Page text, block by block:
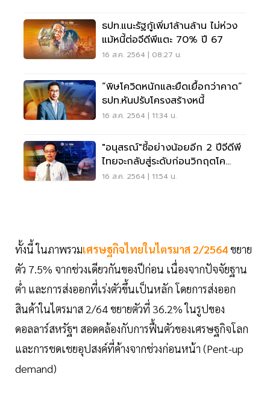
ธปท.แนะรัฐกู้เพิ่ม1ล้านล้าน ไม่ห่วง
แม้หนี้ต่อจีดีพีแตะ 70% ปี 67
16 ส.ค. 2564 | 08:27 น.
“พิษโควิดหนักและยืดเยื้อกว่าคาด”
ธปท.หันปรับโครงสร้างหนี้
16 ส.ค. 2564 | 11:34 น.
"อนุสรณ์"ชี้อย่างน้อยอีก 2 ปีจีดีพี
ไทยจะกลับสู่ระดับก่อนวิกฤตโค
วิด-19
16 ส.ค. 2564 | 11:54 น.
ทั้งนี้ ในภาพรวมเศรษฐกิจไทยในไตรมาส 2/2564ขยาย
ตัว 7.5% จากช่วงเดียวกันของปีก่อน เนื่องจากปัจจัยฐาน
ต่ำ และการส่งออกที่เร่งตัวขึ้นเป็นหลัก โดยการส่งออก
สินค้าในไตรมาส 2/64 ขยายตัวที่ 36.2% ในรูปของ
ดอลลาร์สหรัฐฯ สอดคล้องกับการฟื้นตัวของเศรษฐกิจโลก
และการชดเชยอุปสงค์ที่ค้างจากช่วงก่อนหน้า (Pent-up
demand)